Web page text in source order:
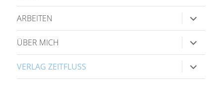
ARBEITEN
ÜBER MICH
VERLAG ZEITFLUSS